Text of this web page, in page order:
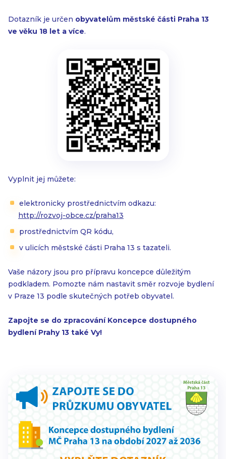
Dotazník je určen obyvatelům městské části Praha 13
ve věku 18 let a více.
Vyplnit jej můžete:
elektronicky prostřednictvím odkazu:
http://rozvoj-obce.cz/praha13
prostřednictvím QR kódu,
v ulicích městské části Praha 13 s tazateli.
Vaše názory jsou pro přípravu koncepce důležitým
podkladem. Pomozte nám nastavit směr rozvoje bydlení
v Praze 13 podle skutečných potřeb obyvatel.
Zapojte se do zpracování Koncepce dostupného
bydlení Prahy 13 také Vy!